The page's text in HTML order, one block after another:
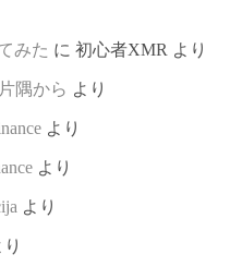
みた に 初心者XMR より
隅から より
より
より
より
り